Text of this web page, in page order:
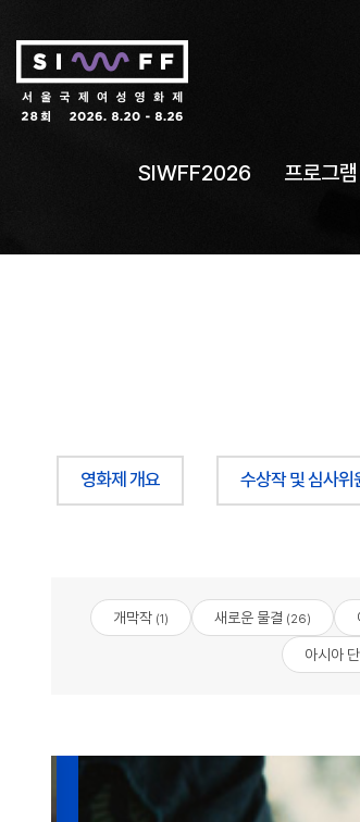
SIWFF2026 프로그램
영화제 개요 수상작 및 심사위
개막작 (1) 새로운 물결 (26)
아시아